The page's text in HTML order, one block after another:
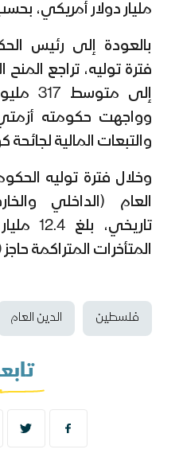
مليار دولار أمريكي،
بالعودة إلى رئيس
فترة توليه، تراجع
وواجهت حكومته
والتبعات المالية لجائحة
وخلال فترة توليه
العام (الداخلي
تاريخي،
المتأخرات المتراكمة حاجز 20 مليار شيكل.
فلسطين الدين العام